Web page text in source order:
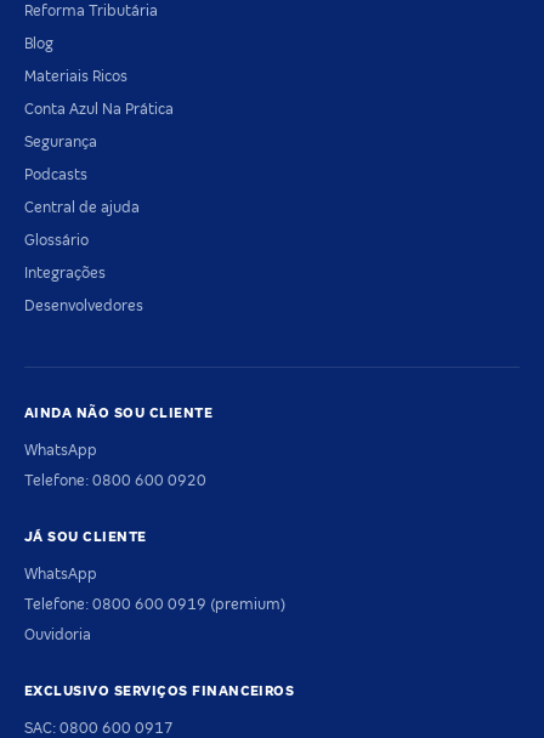
Reforma Tributária
Blog
Materiais Ricos
Conta Azul Na Prática
Segurança
Podcasts
Central de ajuda
Glossário
Integrações
Desenvolvedores
AINDA NÃO SOU CLIENTE
WhatsApp
Telefone: 0800 600 0920
JÁ SOU CLIENTE
WhatsApp
Telefone: 0800 600 0919 (premium)
Ouvidoria
EXCLUSIVO SERVIÇOS FINANCEIROS
SAC: 0800 600 0917